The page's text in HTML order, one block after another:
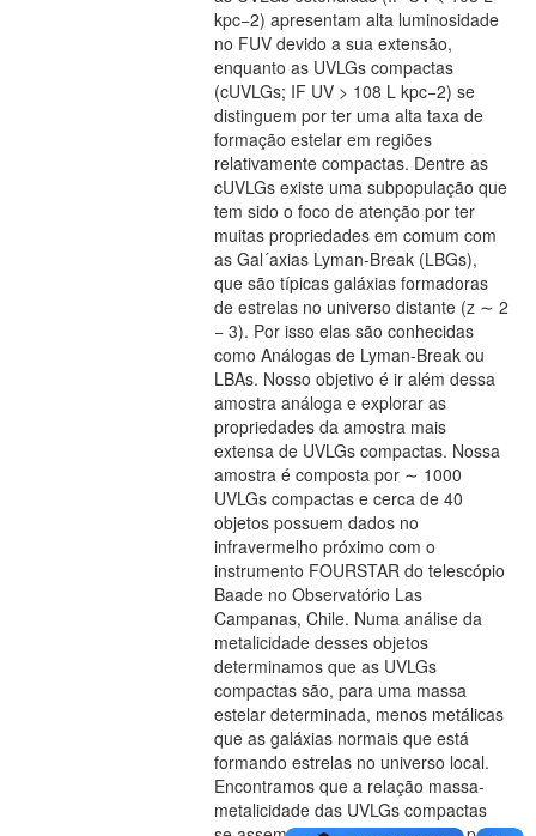
kpc−2) apresentam alta luminosidade
no FUV devido a sua extensão,
enquanto as UVLGs compactas
(cUVLGs; IF UV > 108 L kpc−2) se
distinguem por ter uma alta taxa de
formação estelar em regiões
relativamente compactas. Dentre as
cUVLGs existe uma subpopulação que
tem sido o foco de atenção por ter
muitas propriedades em comum com
as Gal´axias Lyman-Break (LBGs),
que são típicas galáxias formadoras
de estrelas no universo distante (z ∼ 2
− 3). Por isso elas são conhecidas
como Análogas de Lyman-Break ou
LBAs. Nosso objetivo é ir além dessa
amostra análoga e explorar as
propriedades da amostra mais
extensa de UVLGs compactas. Nossa
amostra é composta por ∼ 1000
UVLGs compactas e cerca de 40
objetos possuem dados no
infravermelho próximo com o
instrumento FOURSTAR do telescópio
Baade no Observatório Las
Campanas, Chile. Numa análise da
metalicidade desses objetos
determinamos que as UVLGs
compactas são, para uma massa
estelar determinada, menos metálicas
que as galáxias normais que está
formando estrelas no universo local.
Encontramos que a relação massa-
metalicidade das UVLGs compactas